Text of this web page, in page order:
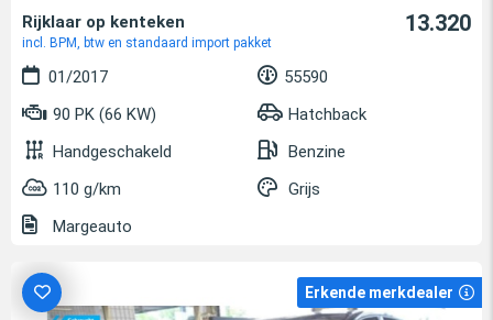
Rijklaar op kenteken
incl. BPM, btw en standaard import pakket
13.320
01/2017
55590
90 PK (66 KW)
Hatchback
Handgeschakeld
Benzine
110 g/km
Grijs
Margeauto
Erkende merkdealer